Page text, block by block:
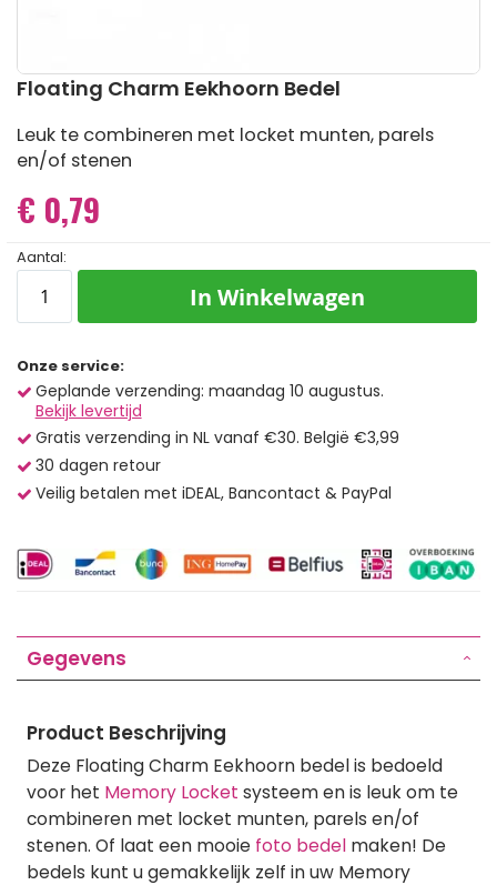
Ga
het
begin
van
afbeeldingen-
gallerij
Floating Charm Eekhoorn Bedel
Leuk te combineren met locket munten, parels
en/of stenen
€ 0,79
Aantal:
In Winkelwagen
Onze service:
Geplande verzending: maandag 10 augustus.
Bekijk levertijd
Gratis verzending in NL vanaf €30. België €3,99
30 dagen retour
Veilig betalen met iDEAL, Bancontact & PayPal
Gegevens
Product Beschrijving
Deze Floating Charm Eekhoorn bedel is bedoeld
voor het Memory Locket systeem en is leuk om te
combineren met locket munten, parels en/of
stenen. Of laat een mooie foto bedel maken! De
bedels kunt u gemakkelijk zelf in uw Memory